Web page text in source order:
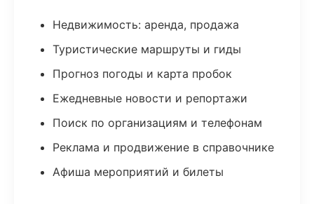
Недвижимость: аренда, продажа
Туристические маршруты и гиды
Прогноз погоды и карта пробок
Ежедневные новости и репортажи
Поиск по организациям и телефонам
Реклама и продвижение в справочнике
Афиша мероприятий и билеты